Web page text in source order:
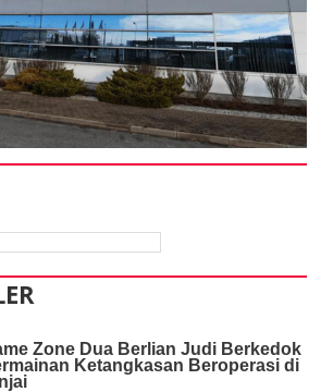
Zone Dua Berlian Judi Berkedok
Ketangkasan Beroperasi di